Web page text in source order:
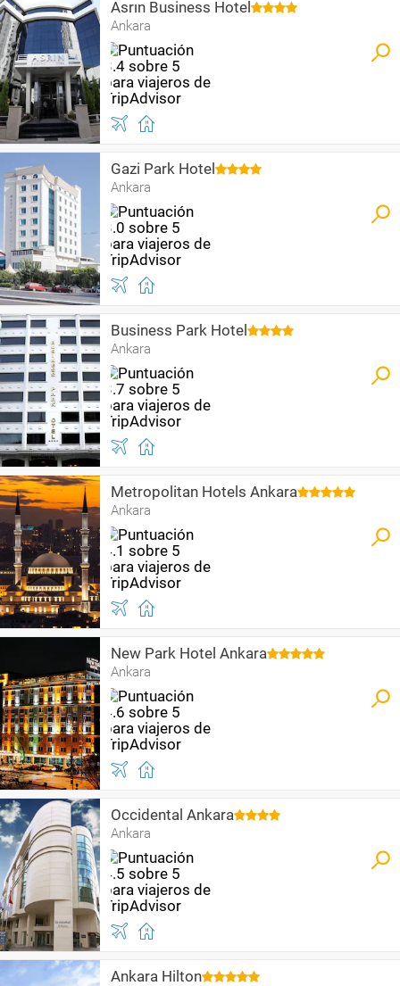
Asrın Business Hotel
Ankara
Gazi Park Hotel
Ankara
Business Park Hotel
Ankara
Metropolitan Hotels Ankara
Ankara
New Park Hotel Ankara
Ankara
Occidental Ankara
Ankara
Ankara Hilton